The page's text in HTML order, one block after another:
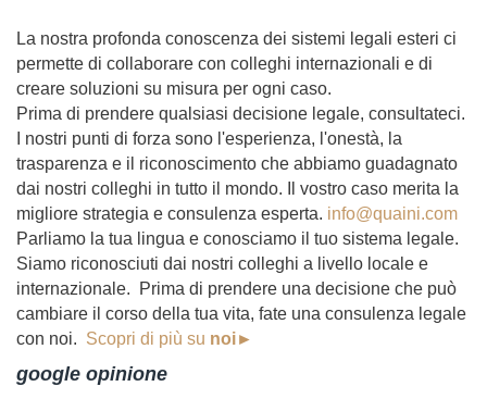
La nostra profonda conoscenza dei sistemi legali esteri ci
permette di collaborare con colleghi internazionali e di
creare soluzioni su misura per ogni caso.
Prima di prendere qualsiasi decisione legale, consultateci.
I nostri punti di forza sono l'esperienza, l'onestà, la
trasparenza e il riconoscimento che abbiamo guadagnato
dai nostri colleghi in tutto il mondo. Il vostro caso merita la
migliore strategia e consulenza esperta. info@quaini.com
Parliamo la tua lingua e conosciamo il tuo sistema legale.
Siamo riconosciuti dai nostri colleghi a livello locale e
internazionale. Prima di prendere una decisione che può
cambiare il corso della tua vita, fate una consulenza legale
con noi. Scopri di più su noi►
google opinione